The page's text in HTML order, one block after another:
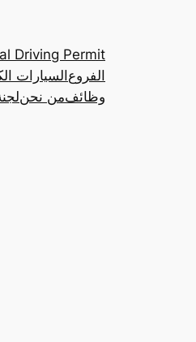
Driving Permit
السيارات الفروع
من نحنوظائف